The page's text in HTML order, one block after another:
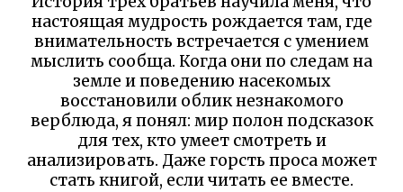
настоящая мудрость рождается там, где
внимательность встречается с умением
мыслить сообща. Когда они по следам на
земле и поведению насекомых
восстановили облик незнакомого
верблюда, я понял: мир полон подсказок
для тех, кто умеет смотреть и
анализировать. Даже горсть проса может
стать книгой, если читать ее вместе.